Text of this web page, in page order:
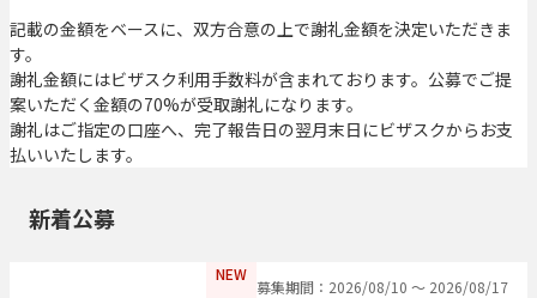
記載の金額をベースに、双方合意の上で謝礼金額を決定いただきま
す。
謝礼金額にはビザスク利用手数料が含まれております。公募でご提
案いただく金額の70%が受取謝礼になります。
謝礼はご指定の口座へ、完了報告日の翌月末日にビザスクからお支
払いいたします。
新着公募
NEW
募集期間：2026/08/10 〜 2026/08/17